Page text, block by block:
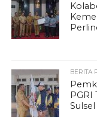
BERITA
PGRI
Sulsel